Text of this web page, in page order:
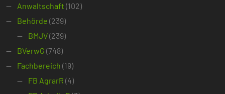
Anwaltschaft (102)
Behörde (239)
BMJV(239)
BVerwG (748)
Fachbereich (19)
FB AgrarR (4)